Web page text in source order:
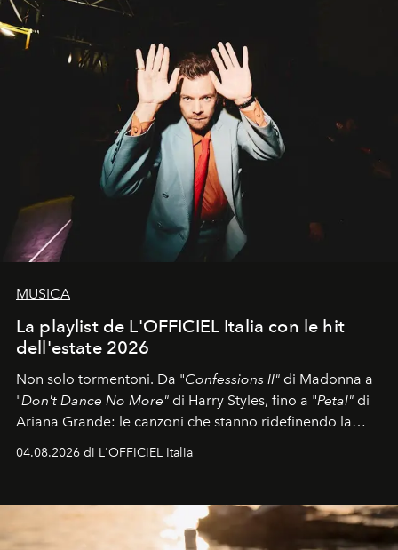
MUSICA
La playlist de L'OFFICIEL Italia con le hit
dell'estate 2026
Non solo tormentoni. Da "Confessions II" di Madonna a
"Don't Dance No More" di Harry Styles, fino a "Petal" di
Ariana Grande: le canzoni che stanno ridefinendo la
colonna sonora della stagione.
04.08.2026 di L'OFFICIEL Italia